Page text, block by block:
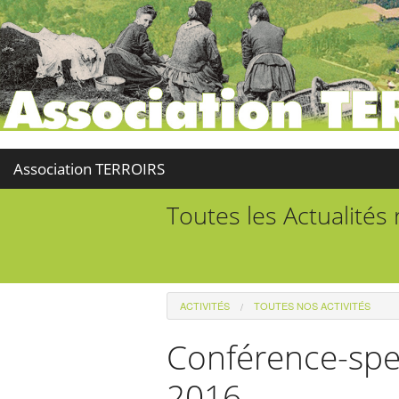
Association TERROIRS
Toutes les Actualités
ACTIVITÉS TOUTES NOS ACTIVITÉS
Conférence-